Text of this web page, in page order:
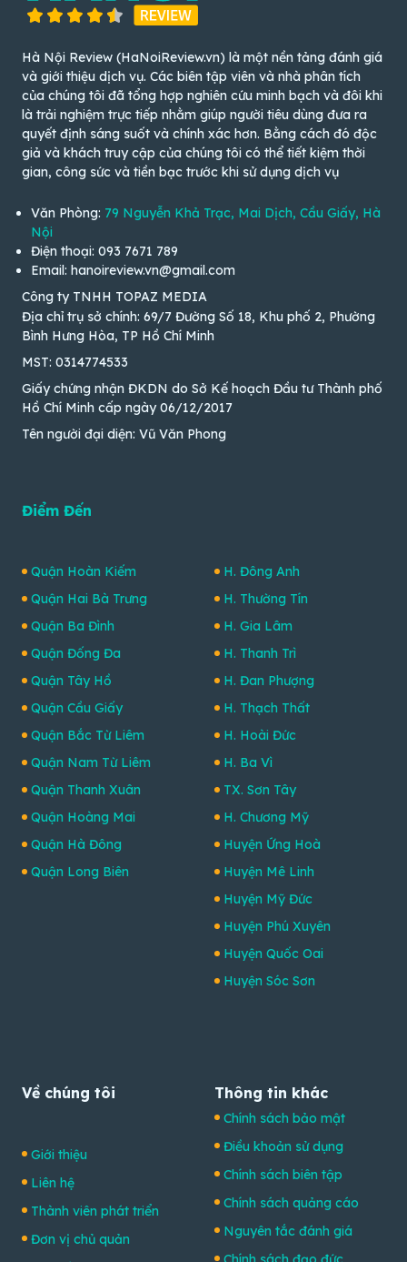
Hà Nội Review (HaNoiReview.vn) là một nền tảng đánh giá
và giới thiệu dịch vụ. Các biên tập viên và nhà phân tích
của chúng tôi đã tổng hợp nghiên cứu minh bạch và đôi khi
là trải nghiệm trực tiếp nhằm giúp người tiêu dùng đưa ra
quyết định sáng suốt và chính xác hơn. Bằng cách đó độc
giả và khách truy cập của chúng tôi có thể tiết kiệm thời
gian, công sức và tiền bạc trước khi sử dụng dịch vụ
Văn Phòng: 79 Nguyễn Khả Trạc, Mai Dịch, Cầu Giấy, Hà
Nội
Điện thoại: 093 7671 789
Email: hanoireview.vn@gmail.com
Công ty TNHH TOPAZ MEDIA
Địa chỉ trụ sở chính: 69/7 Đường Số 18, Khu phố 2, Phường
Bình Hưng Hòa, TP Hồ Chí Minh
MST: 0314774533
Giấy chứng nhận ĐKDN do Sở Kế hoạch Đầu tư Thành phố
Hồ Chí Minh cấp ngày 06/12/2017
Tên người đại diện: Vũ Văn Phong
Điểm Đến
Quận Hoàn Kiếm
Quận Hai Bà Trưng
Quận Ba Đình
Quận Đống Đa
Quận Tây Hồ
Quận Cầu Giấy
Quận Bắc Từ Liêm
Quận Nam Từ Liêm
Quận Thanh Xuân
Quận Hoàng Mai
Quận Hà Đông
Quận Long Biên
H. Đông Anh
H. Thường Tín
H. Gia Lâm
H. Thanh Trì
H. Đan Phượng
H. Thạch Thất
H. Hoài Đức
H. Ba Vì
TX. Sơn Tây
H. Chương Mỹ
Huyện Ứng Hoà
Huyện Mê Linh
Huyện Mỹ Đức
Huyện Phú Xuyên
Huyện Quốc Oai
Huyện Sóc Sơn
Về chúng tôi
Giới thiệu
Liên hệ
Thành viên phát triển
Đơn vị chủ quản
Thông tin khác
Chính sách bảo mật
Điều khoản sử dụng
Chính sách biên tập
Chính sách quảng cáo
Nguyên tắc đánh giá